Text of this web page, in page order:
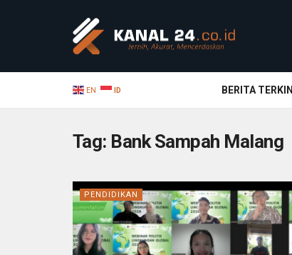
EN ID BERITA TERKINI
Tag: Bank Sampah Malang
PENDIDIKAN